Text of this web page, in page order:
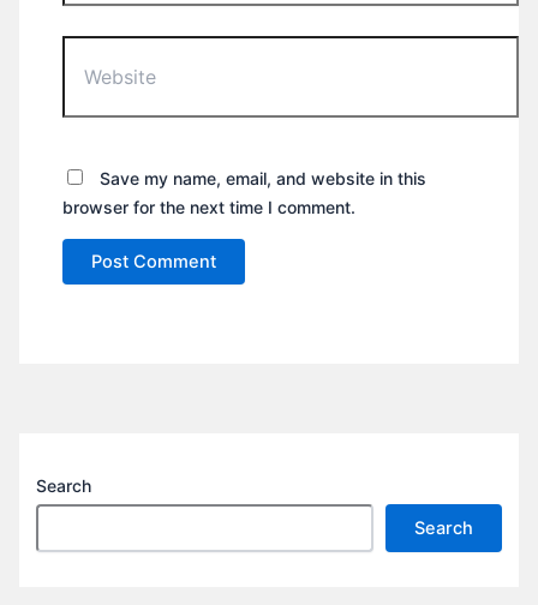
Save my name, email, and website in this
browser for the next time I comment.
Search
Search